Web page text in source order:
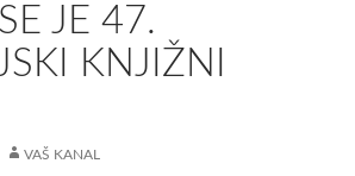
JE 47.
KNJIŽNI
VAŠ KANAL